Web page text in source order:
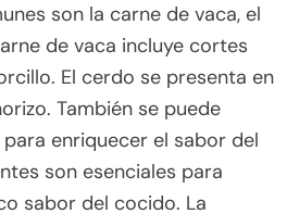
son la carne de vaca, el
de vaca incluye cortes
El cerdo se presenta en
También se puede
enriquecer el sabor del
son esenciales para
sabor del cocido. La